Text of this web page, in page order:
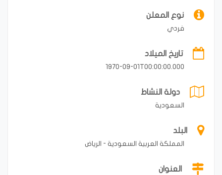
نوع المعلن
فردي
تاريخ الميلاد
1970-09-01T00:00:00.000
دولة النشاط
السعودية
البلد
المملكة العربية السعودية - الرياض
العنوان